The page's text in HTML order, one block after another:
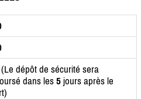
(Le dépôt de sécurité sera
dans les 5 jours après le